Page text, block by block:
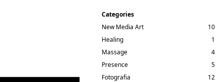
Categories
New Media Art
10
Healing
1
Massage
4
Presence
5
Fotografia
12